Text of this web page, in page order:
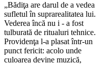
„Bădiţa are darul de a vedea
sufletul în suprarealitatea lui.
Vederea încă nu i - a fost
tulburată de ritualuri tehnice.
Providenţa l-a plasat într-un
punct fericit: acolo unde
culoarea devine muzică,